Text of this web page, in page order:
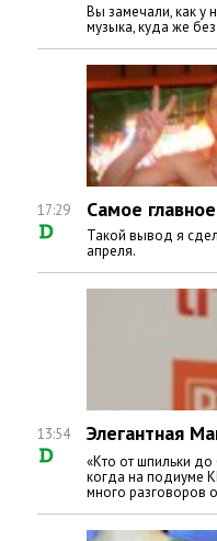
Вы замечали, как у
музыка, куда же
17:29 Самое
Такой вывод я
апреля.
13:54 Элегантная
«Кто от шпильки
когда на подиуме
много разговоров